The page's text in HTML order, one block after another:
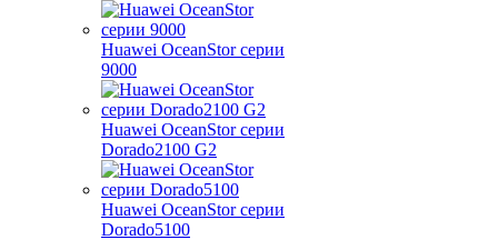
Huawei OceanStor серии
9000
Huawei OceanStor серии
Dorado2100 G2
Huawei OceanStor серии
Dorado5100